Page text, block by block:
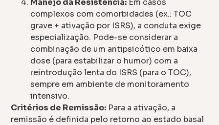
complexos com comorbidades (ex.: TOC
grave + ativação por ISRS), a conduta exige
especialização. Pode-se considerar a
combinação de um antipsicótico em baixa
dose (para estabilizar o humor) com a
reintrodução lenta do ISRS (para o TOC),
sempre em ambiente de monitoramento
intensivo.
Critérios de Remissão: Para a ativação, a
remissão é definida pelo retorno ao estado basal